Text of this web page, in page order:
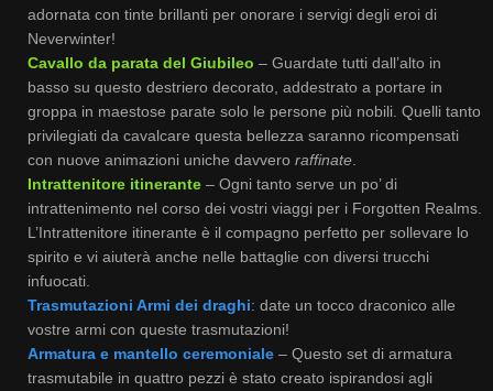
adornata con tinte brillanti per onorare i servigi degli eroi di
Neverwinter!
Cavallo da parata del Giubileo – Guardate tutti dall’alto in
basso su questo destriero decorato, addestrato a portare in
groppa in maestose parate solo le persone più nobili. Quelli tanto
privilegiati da cavalcare questa bellezza saranno ricompensati
con nuove animazioni uniche davvero raffinate
Intrattenitore itinerante – Ogni tanto serve un po’ di
intrattenimento nel corso dei vostri viaggi per i Forgotten Realms.
L’Intrattenitore itinerante è il compagno perfetto per sollevare lo
spirito e vi aiuterà anche nelle battaglie con diversi trucchi
infuocati.
Trasmutazioni Armi dei draghi: date un tocco draconico alle
vostre armi con queste trasmutazioni!
Armatura e mantello ceremoniale – Questo set di armatura
trasmutabile in quattro pezzi è stato creato ispirandosi agli